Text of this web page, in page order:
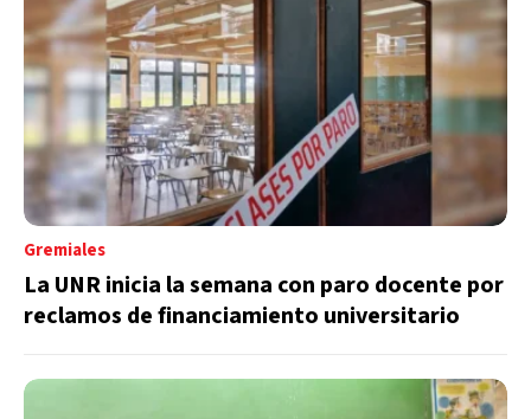
Gremiales
La UNR inicia la semana con paro docente por
reclamos de financiamiento universitario